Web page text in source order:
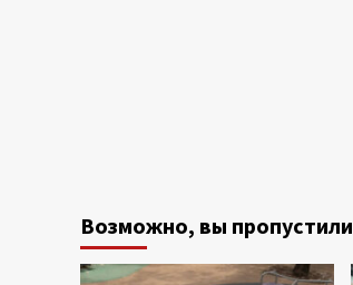
Возможно, вы